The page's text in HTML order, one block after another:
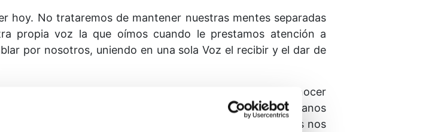
hoy. No trataremos de mantener nuestras mentes separadas
propia voz la que oímos cuando le prestamos atención a
por nosotros, uniendo en una sola Voz el recibir y el dar de
que es Su Voluntad tener, de manera que podamos reconocer
poder hablar a través de nosotros. Necesita nuestras manos
Él nos indique. Necesita nuestros pies para que éstos nos